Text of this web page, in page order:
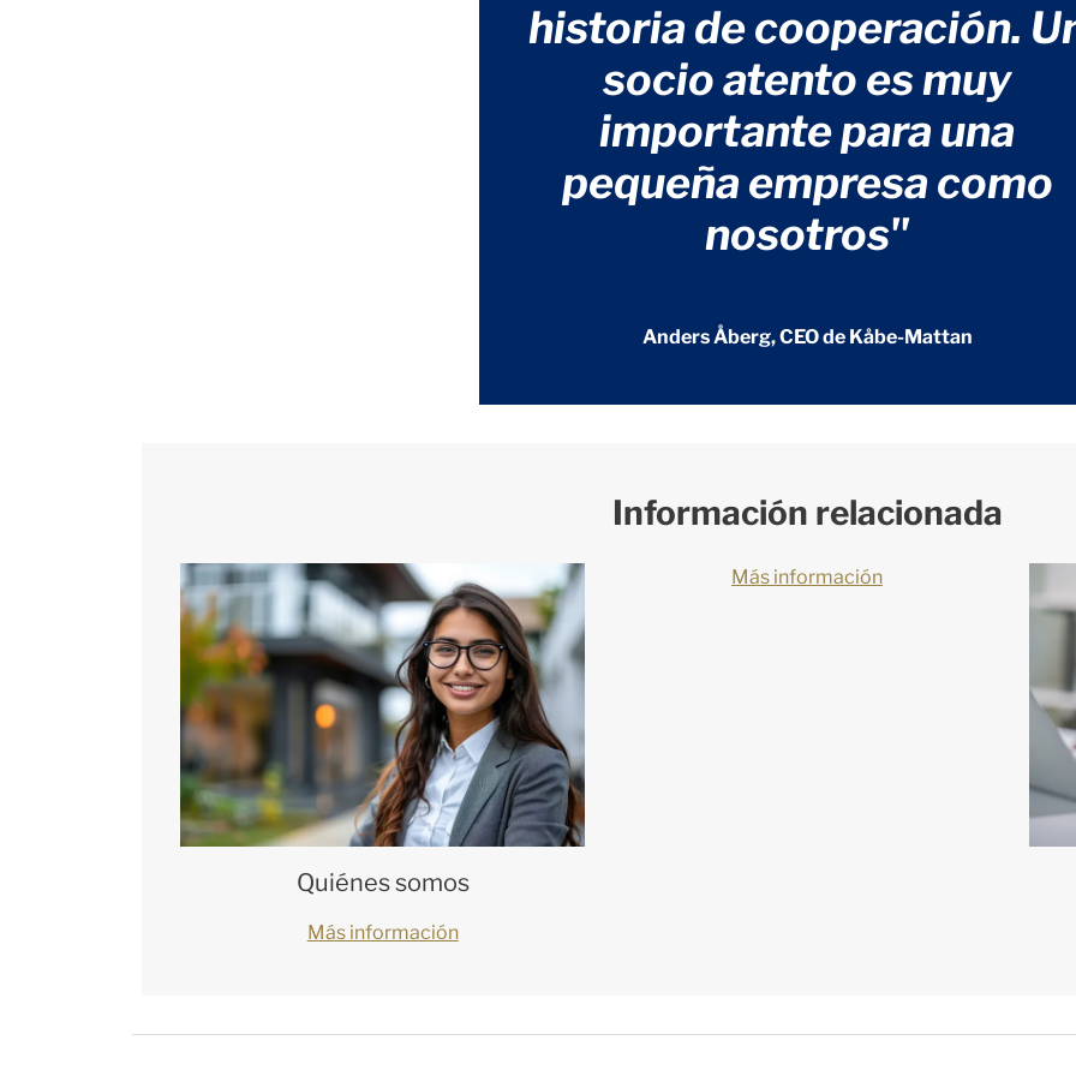
historia de cooperación.
socio atento es muy
importante para una
pequeña empresa como
nosotros"
Anders Åberg, CEO de Kåbe-Mattan
Información relacionada
Quiénes somos
Más información
Más información